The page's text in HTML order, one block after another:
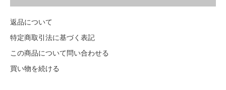
返品について
特定商取引法に基づく表記
この商品について問い合わせる
買い物を続ける